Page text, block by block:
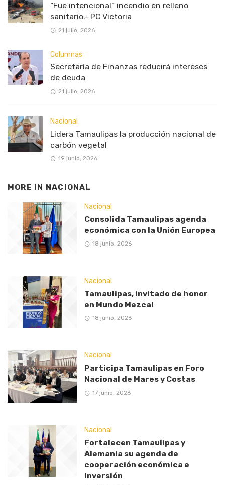
“Fue intencional” incendio en relleno
sanitario.- PC Victoria
21 julio, 2026
Columnas
Secretaría de Finanzas reducirá intereses
de deuda
21 julio, 2026
Nacional
Lidera Tamaulipas la producción nacional de
carbón vegetal
19 junio, 2026
MORE IN NACIONAL
Nacional
Consolida Tamaulipas agenda
económica con la Unión Europea
18 junio, 2026
Nacional
Tamaulipas, invitado de honor
en Mundo Mezcal
18 junio, 2026
Nacional
Participa Tamaulipas en Foro
Nacional de Mares y Costas
17 junio, 2026
Nacional
Fortalecen Tamaulipas y
Alemania su agenda de
cooperación económica e
Inversión